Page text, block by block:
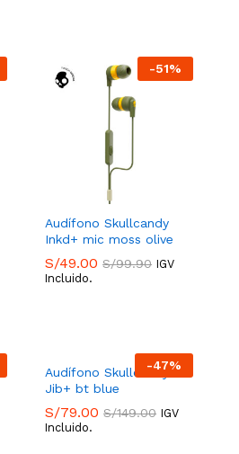
-51%
Audífono Skullcandy
Inkd+ mic moss olive
S/49.00 S/99.90 IGV
Incluido.
-47%
Audífono Skullcandy
Jib+ bt blue
S/79.00 S/149.00 IGV
Incluido.